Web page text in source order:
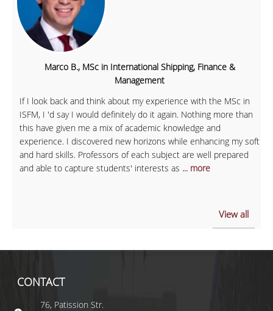
Marco B., MSc in International Shipping, Finance &
Management
If I look back and think about my experience with the MSc in
ISFM, I 'd say I would definitely do it again. Nothing more than
this have given me a mix of academic knowledge and
experience. I discovered new horizons while enhancing my soft
and hard skills. Professors of each subject are well prepared
and able to capture students' interests as ... more
View all
CONTACT
76, Patission Str.